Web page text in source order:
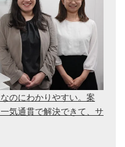
のにわかりやすい。案
気通貫で解決できて、サ